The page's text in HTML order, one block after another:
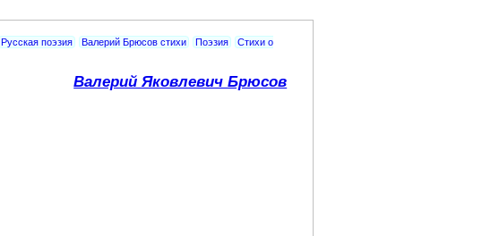
Русская поэзия Валерий Брюсов стихи Поэзия
Стихи о
Валерий Яковлевич Брюсов